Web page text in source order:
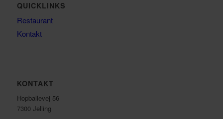
QUICKLINKS
Restaurant
Kontakt
KONTAKT
Hopballevej 56
7300 Jelling